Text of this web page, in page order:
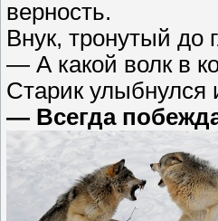
верность.
Внук, тронутый до
— А какой волк в
Старик улыбнулся
— Всегда